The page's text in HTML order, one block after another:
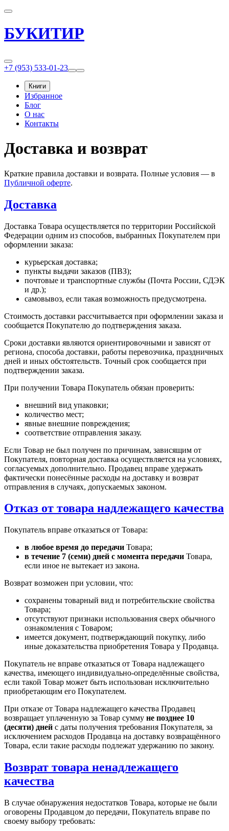
БУКИТИР
+7 (953) 533-01-23
Книги
Избранное
Блог
О нас
Контакты
Доставка и возврат
Краткие правила доставки и возврата. Полные условия — в
Публичной оферте.
Доставка
Доставка Товара осуществляется по территории Российской
Федерации одним из способов, выбранных Покупателем при
оформлении заказа:
курьерская доставка;
пункты выдачи заказов (ПВЗ);
почтовые и транспортные службы (Почта России, СДЭК
и др.);
самовывоз, если такая возможность предусмотрена.
Стоимость доставки рассчитывается при оформлении заказа и
сообщается Покупателю до подтверждения заказа.
Сроки доставки являются ориентировочными и зависят от
региона, способа доставки, работы перевозчика, праздничных
дней и иных обстоятельств. Точный срок сообщается при
подтверждении заказа.
При получении Товара Покупатель обязан проверить:
внешний вид упаковки;
количество мест;
явные внешние повреждения;
соответствие отправления заказу.
Если Товар не был получен по причинам, зависящим от
Покупателя, повторная доставка осуществляется на условиях,
согласуемых дополнительно. Продавец вправе удержать
фактически понесённые расходы на доставку и возврат
отправления в случаях, допускаемых законом.
Отказ от товара надлежащего качества
Покупатель вправе отказаться от Товара:
в любое время до передачи Товара;
в течение 7 (семи) дней с момента передачи Товара,
если иное не вытекает из закона.
Возврат возможен при условии, что:
сохранены товарный вид и потребительские свойства
Товара;
отсутствуют признаки использования сверх обычного
ознакомления с Товаром;
имеется документ, подтверждающий покупку, либо
иные доказательства приобретения Товара у Продавца.
Покупатель не вправе отказаться от Товара надлежащего
качества, имеющего индивидуально-определённые свойства,
если такой Товар может быть использован исключительно
приобретающим его Покупателем.
При отказе от Товара надлежащего качества Продавец
возвращает уплаченную за Товар сумму не позднее 10
(десяти) дней с даты получения требования Покупателя, за
исключением расходов Продавца на доставку возвращённого
Товара, если такие расходы подлежат удержанию по закону.
Возврат товара ненадлежащего
качества
В случае обнаружения недостатков Товара, которые не были
оговорены Продавцом до передачи, Покупатель вправе по
своему выбору требовать: